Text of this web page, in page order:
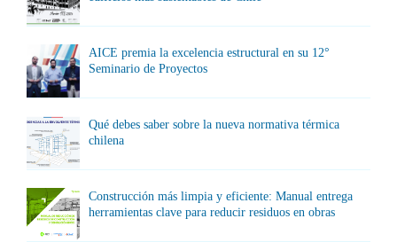
AICE premia la excelencia estructural en su 12°
Seminario de Proyectos
Qué debes saber sobre la nueva normativa térmica
chilena
Construcción más limpia y eficiente: Manual entrega
herramientas clave para reducir residuos en obras